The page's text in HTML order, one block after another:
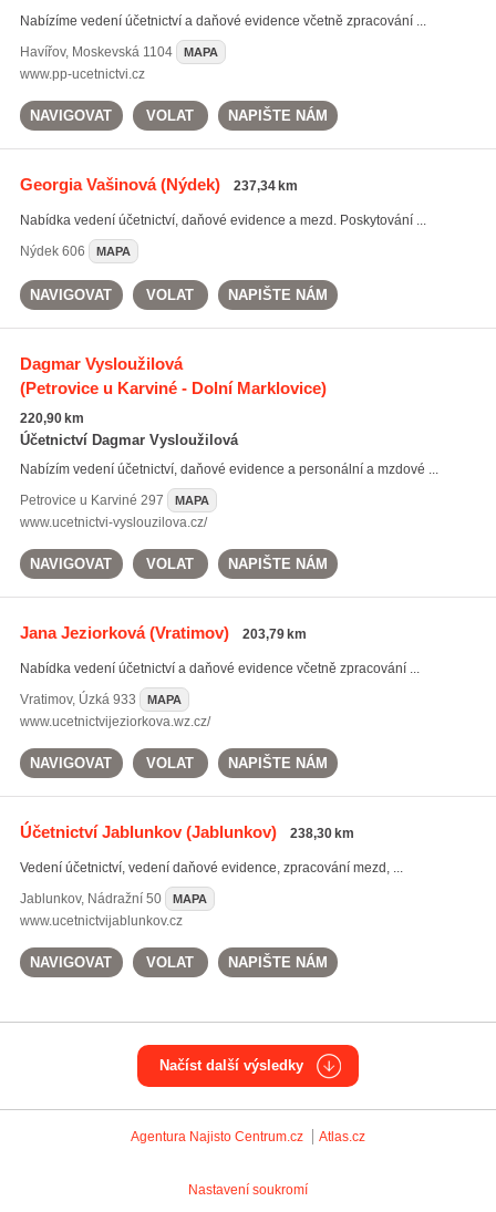
Nabízíme vedení účetnictví a daňové evidence včetně zpracování ...
Havířov, Moskevská 1104 MAPA
www.pp-ucetnictvi.cz
NAVIGOVAT VOLAT NAPIŠTE NÁM
Georgia Vašinová(Nýdek) 237,34 km
Nabídka vedení účetnictví, daňové evidence a mezd. Poskytování ...
Nýdek606 MAPA
NAVIGOVAT VOLAT NAPIŠTE NÁM
Dagmar Vysloužilová
(Petrovice u Karviné - Dolní Marklovice)
220,90 km
Účetnictví Dagmar Vysloužilová
Nabízím vedení účetnictví, daňové evidence a personální a mzdové ...
Petrovice u Karviné 297 MAPA
www.ucetnictvi-vyslouzilova.cz/
NAVIGOVAT VOLAT NAPIŠTE NÁM
Jana Jeziorková(Vratimov) 203,79 km
Nabídka vedení účetnictví a daňové evidence včetně zpracování ...
Vratimov, Úzká 933 MAPA
www.ucetnictvijeziorkova.wz.cz/
NAVIGOVAT VOLAT NAPIŠTE NÁM
Účetnictví Jablunkov(Jablunkov) 238,30 km
Vedení účetnictví, vedení daňové evidence, zpracování mezd, ...
Jablunkov, Nádražní 50 MAPA
www.ucetnictvijablunkov.cz
NAVIGOVAT VOLAT NAPIŠTE NÁM
Načíst další výsledky
Agentura Najisto Centrum.cz Atlas.cz
Nastavení soukromí